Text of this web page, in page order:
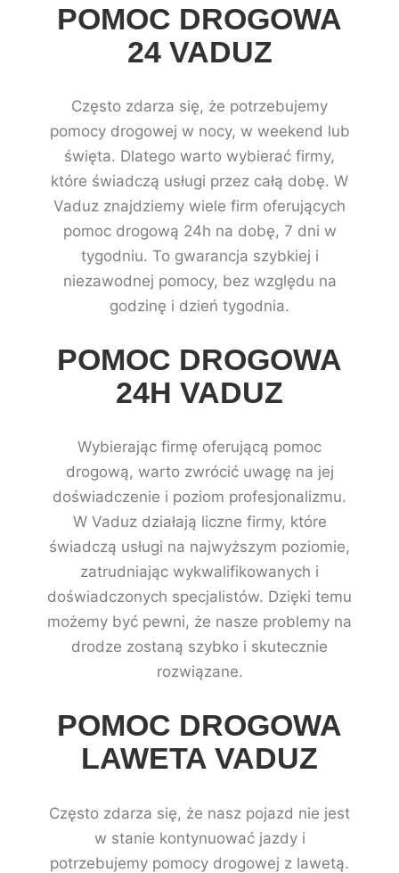
POMOC DROGOWA
24 VADUZ
Często zdarza się, że potrzebujemy
pomocy drogowej w nocy, w weekend lub
święta. Dlatego warto wybierać firmy,
które świadczą usługi przez całą dobę. W
Vaduz znajdziemy wiele firm oferujących
pomoc drogową 24h na dobę, 7 dni w
tygodniu. To gwarancja szybkiej i
niezawodnej pomocy, bez względu na
godzinę i dzień tygodnia.
POMOC DROGOWA
24H VADUZ
Wybierając firmę oferującą pomoc
drogową, warto zwrócić uwagę na jej
doświadczenie i poziom profesjonalizmu.
W Vaduz działają liczne firmy, które
świadczą usługi na najwyższym poziomie,
zatrudniając wykwalifikowanych i
doświadczonych specjalistów. Dzięki temu
możemy być pewni, że nasze problemy na
drodze zostaną szybko i skutecznie
rozwiązane.
POMOC DROGOWA
LAWETA VADUZ
Często zdarza się, że nasz pojazd nie jest
w stanie kontynuować jazdy i
potrzebujemy pomocy drogowej z lawetą.